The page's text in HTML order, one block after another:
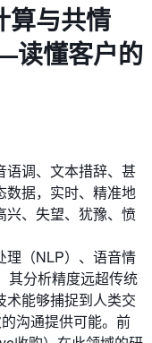
算与共情
懂客户的
语调、文本措辞、甚
数据，实时、精准地
兴、失望、犹豫、愤
理（NLP）、语音情
其分析精度远超传统
术能够捕捉到人类交
沟通提供可能。前